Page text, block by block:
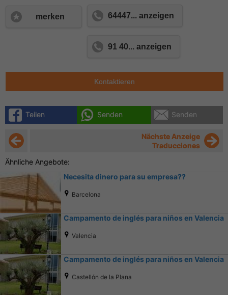
merken 64447... anzeigen
91 40... anzeigen
Kontaktieren
Teilen Senden Senden
Nächste Anzeige
Traducciones
Ähnliche Angebote:
Necesita dinero para su empresa??
Barcelona
Campamento de inglés para niños en Valencia
Valencia
Campamento de inglés para niños en Valencia
Castellón de la Plana